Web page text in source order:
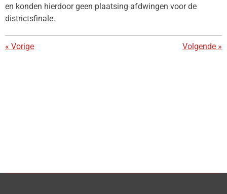
en konden hierdoor geen plaatsing afdwingen voor de
districtsfinale.
« Vorige Volgende »